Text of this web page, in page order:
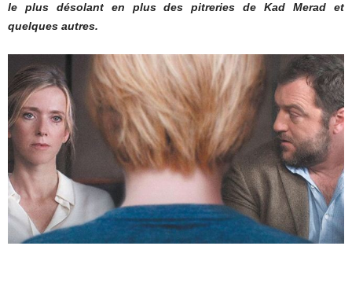
le plus désolant en plus des pitreries de Kad Merad et
quelques autres.